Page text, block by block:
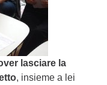
lasciare la
, insieme a lei